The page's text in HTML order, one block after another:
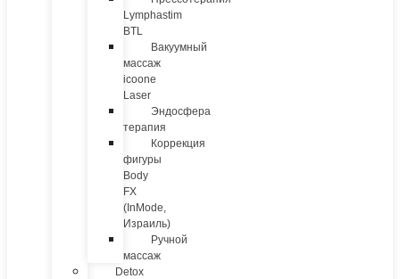
Lymphastim
BTL
Вакуумный
массаж
icoone
Laser
Эндосфера
терапия
Коррекция
фигуры
Body
FX
(InMode,
Израиль)
Ручной
массаж
Detox